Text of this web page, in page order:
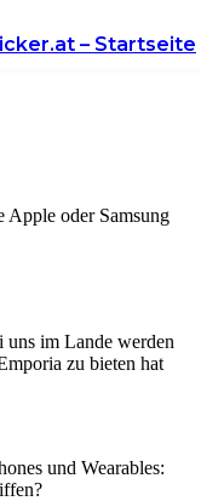
– Startseite
der
Apple oder Samsung
uns im Lande werden
zu bieten hat
und Wearables: